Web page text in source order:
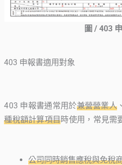
圖 / 403
403 申報書適用對象
403 申報書通常用於兼營營業人
種稅額計算項目時使用，常見需
公司同時銷售應稅與免稅